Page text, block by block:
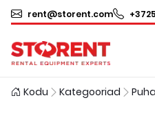
rent@storent.com
Kodu Kategooriad